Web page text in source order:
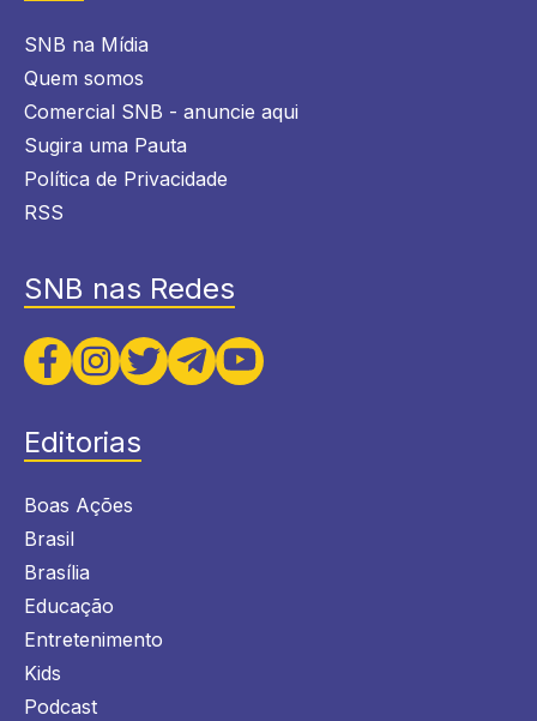
SNB na Mídia
Quem somos
Comercial SNB - anuncie aqui
Sugira uma Pauta
Política de Privacidade
RSS
SNB nas Redes
Editorias
Boas Ações
Brasil
Brasília
Educação
Entretenimento
Kids
Podcast